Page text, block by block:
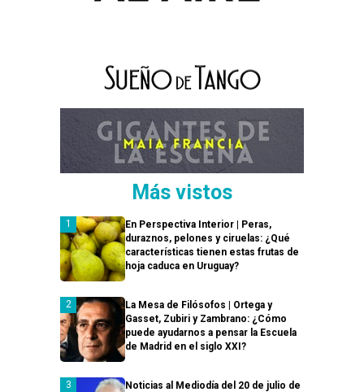
Más vistos
En Perspectiva Interior | Peras,
duraznos, pelones y ciruelas: ¿Qué
características tienen estas frutas de
hoja caduca en Uruguay?
La Mesa de Filósofos | Ortega y
Gasset, Zubiri y Zambrano: ¿Cómo
puede ayudarnos a pensar la Escuela
de Madrid en el siglo XXI?
Noticias al Mediodía del 20 de julio de